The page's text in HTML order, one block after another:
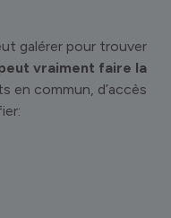
galérer pour trouver
vraiment faire la
en commun, d’accès